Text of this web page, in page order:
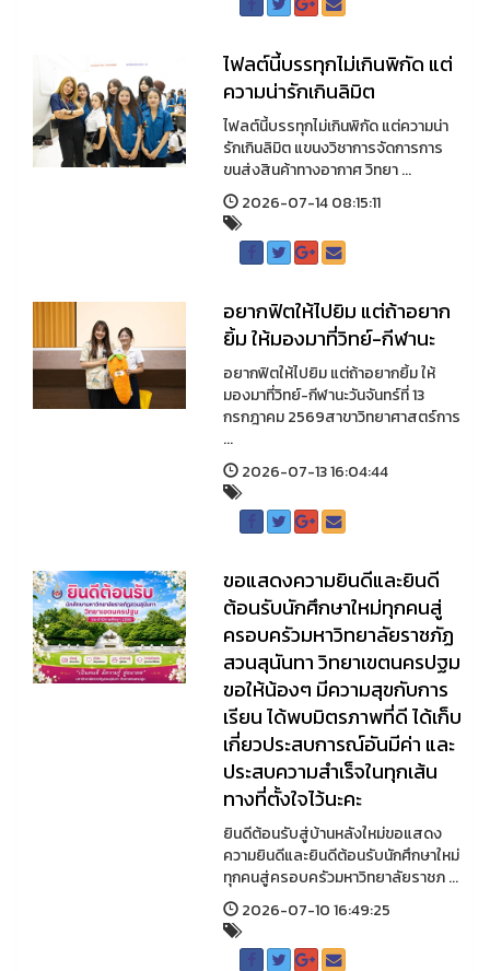
ไฟลต์นี้บรรทุกไม่เกินพิกัด แต่
ความน่ารักเกินลิมิต
ไฟลต์นี้บรรทุกไม่เกินพิกัด แต่ความน่า
รักเกินลิมิต แขนงวิชาการจัดการการ
ขนส่งสินค้าทางอากาศ วิทยา ...
2026-07-14 08:15:11
อยากฟิตให้ไปยิม แต่ถ้าอยาก
ยิ้ม ให้มองมาที่วิทย์-กีฬานะ
อยากฟิตให้ไปยิม แต่ถ้าอยากยิ้ม ให้
มองมาที่วิทย์-กีฬานะวันจันทร์ที่ 13
กรกฎาคม 2569สาขาวิทยาศาสตร์การ
...
2026-07-13 16:04:44
ขอแสดงความยินดีและยินดี
ต้อนรับนักศึกษาใหม่ทุกคนสู่
ครอบครัวมหาวิทยาลัยราชภัฏ
สวนสุนันทา วิทยาเขตนครปฐม
ขอให้น้องๆ มีความสุขกับการ
เรียน ได้พบมิตรภาพที่ดี ได้เก็บ
เกี่ยวประสบการณ์อันมีค่า และ
ประสบความสำเร็จในทุกเส้น
ทางที่ตั้งใจไว้นะคะ
ยินดีต้อนรับสู่บ้านหลังใหม่ขอแสดง
ความยินดีและยินดีต้อนรับนักศึกษาใหม่
ทุกคนสู่ครอบครัวมหาวิทยาลัยราชภ ...
2026-07-10 16:49:25